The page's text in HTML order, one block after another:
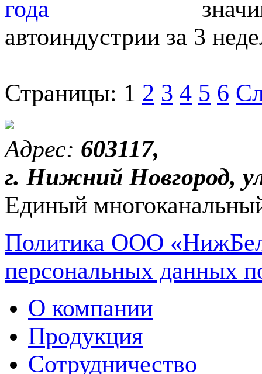
автоиндустрии за 3
Страницы: 1 2 3 4 5 6
Адрес: 603117,
г. Нижний Новгород,
Единый
Политика ООО
персональных данных
О компании
Продукция
Сотрудничество